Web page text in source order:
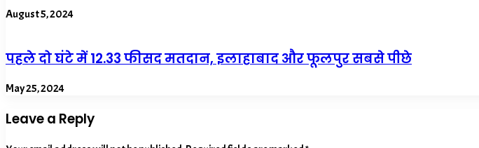
August 5, 2024
पहले दो घंटे में 12.33 फीसद मतदान, इलाहाबाद और फूलपुर सबसे पीछे
May 25, 2024
Leave a Reply